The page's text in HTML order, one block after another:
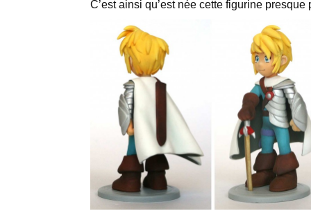
C’est ainsi qu’est née cette figurine presque